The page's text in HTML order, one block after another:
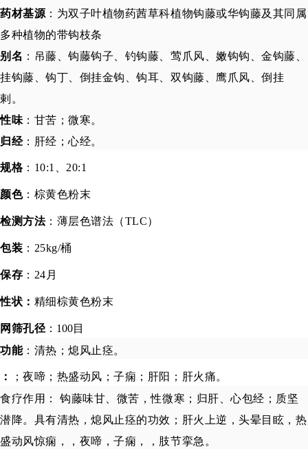
药材基源 ：为双子叶植物药茜草科植物钩藤或华钩藤及其同属
多种植物的带钩枝条
别名 ：吊藤、钩藤钩子、钓钩藤、莺爪风、嫩钩钩、金钩藤、
挂钩藤、钩丁、倒挂金钩、钩耳、双钩藤、鹰爪风、倒挂
剌。
性味 ：甘苦；微寒。
归经： 肝经 ；心经。
规格： 10:1、20:1
颜色： 棕黄色粉末
检测方法： 薄层色谱法（TLC）
包装 ： 25kg/桶
保存 ： 24月
性状： 精细棕黄色粉末
网筛孔径 ：100目
功能：清热；熄风止痉。
：
；夜啼；热盛动风；子痫；肝阳；肝火痛。
食疗作用： 钩藤味甘、微苦，性微寒；归肝、心包经；质坚
潜降。 具有清热，熄风止痉的功效；肝火上逆，头晕目眩，热
盛动风惊痫，，夜啼，子痫，，肢节挛急。